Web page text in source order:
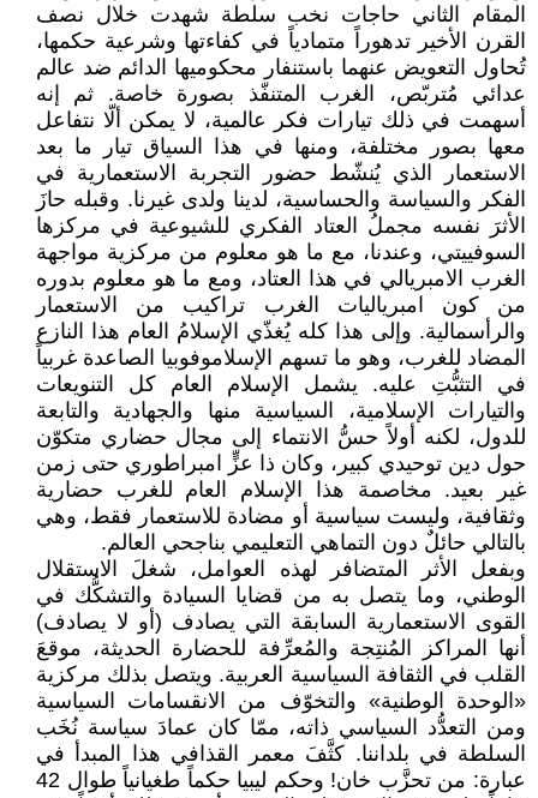
المقام الثاني حاجات نخب سلطة شهدت خلال نصف
القرن الأخير تدهوراً متمادياً في كفاءتها وشرعية حكمها،
تُحاول التعويض عنهما باستنفار محكوميها الدائم ضد عالم
عدائي مُتربّص، الغرب المتنفّذ بصورة خاصة. ثم إنه
أسهمت في ذلك تيارات فكر عالمية، لا يمكن ألّا نتفاعل
معها بصور مختلفة، ومنها في هذا السياق تيار ما بعد
الاستعمار الذي يُنشّط حضور التجربة الاستعمارية في
الفكر والسياسة والحساسية، لدينا ولدى غيرنا. وقبله حازَ
الأثرَ نفسه مجملُ العتاد الفكري للشيوعية في مركزها
السوفييتي، وعندنا، مع ما هو معلوم من مركزية مواجهة
الغرب الامبريالي في هذا العتاد، ومع ما هو معلوم بدوره
من كون امبرياليات الغرب تراكيب من الاستعمار
والرأسمالية. وإلى هذا كله يُغذّي الإسلامُ العام هذا النازع
المضاد للغرب، وهو ما تسهم الإسلاموفوبيا الصاعدة غربياً
في التثبُّتِ عليه. يشمل الإسلام العام كل التنويعات
والتيارات الإسلامية، السياسية منها والجهادية والتابعة
للدول، لكنه أولاً حسُّ الانتماء إلى مجال حضاري متكوّن
حول دين توحيدي كبير، وكان ذا عزٍّ امبراطوري حتى زمن
غير بعيد. مخاصمة هذا الإسلام العام للغرب حضارية
وثقافية، وليست سياسية أو مضادة للاستعمار فقط، وهي
بالتالي حائلٌ دون التماهي التعليمي بناجحي العالم.
وبفعل الأثر المتضافر لهذه العوامل، شغلَ الاستقلال
الوطني، وما يتصل به من قضايا السيادة والتشكُّك في
القوى الاستعمارية السابقة التي يصادف (أو لا يصادف)
أنها المراكز المُنتِجة والمُعرِّفة للحضارة الحديثة، موقعَ
القلب في الثقافة السياسية العربية. ويتصل بذلك مركزية
«الوحدة الوطنية» والتخوّف من الانقسامات السياسية
ومن التعدُّد السياسي ذاته، ممّا كان عمادَ سياسة نُخَب
السلطة في بلداننا. كثَّفَ معمر القذافي هذا المبدأ في
عبارة: من تحزَّب خان! وحكم ليبيا حكماً طغيانياً طوال 42